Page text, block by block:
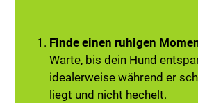
Finde einen ruhigen
Warte, bis dein Hund
idealerweise während er
liegt und nicht hechelt.